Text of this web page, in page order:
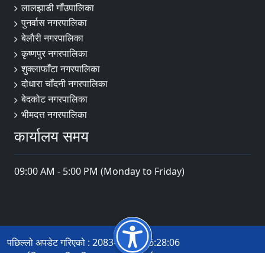
लालझाडी गाँउपालिका
पुनर्वास नगरपालिका
बेलाैरी नगरपालिका
कृष्णपुर नगरपालिका
शुक्लाफाँटा नगरपालिका
दोधारा चाँदनी नगरपालिका
बेदकोट नगरपालिका
भीमदत्त नगरपालिका
कार्यालय समय
09:00 AM - 5:00 PM (Monday to Friday)
पछिल्लो अपडेट गरिएको : 2083-04-21 16:28:06